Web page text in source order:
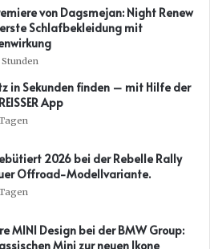
von Dagsmejan: Night Renew
Schlafbekleidung mit
Stunden
in Sekunden finden – mit Hilfe der
App
2026 bei der Rebelle Rally
Offroad-Modellvariante.
MINI Design bei der BMW Group:
Mini zur neuen Ikone